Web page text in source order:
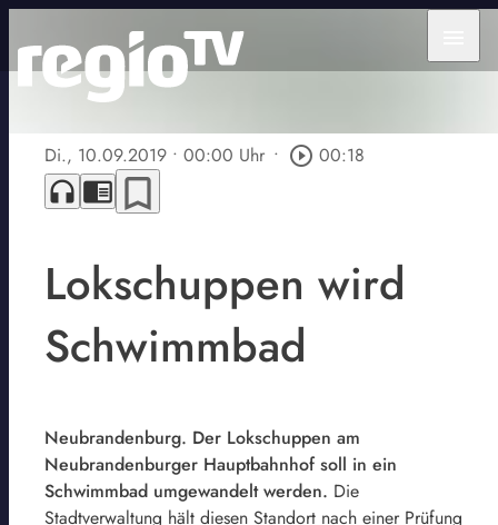
Di., 10.09.2019 • 00:00 Uhr • play_circle_outline 00:18
headphones chrome_reader_mode bookmark_border
Lokschuppen wird
Schwimmbad
Neubrandenburg. Der Lokschuppen am
Neubrandenburger Hauptbahnhof soll in ein
Schwimmbad umgewandelt werden. Die
Stadtverwaltung hält diesen Standort nach einer Prüfung